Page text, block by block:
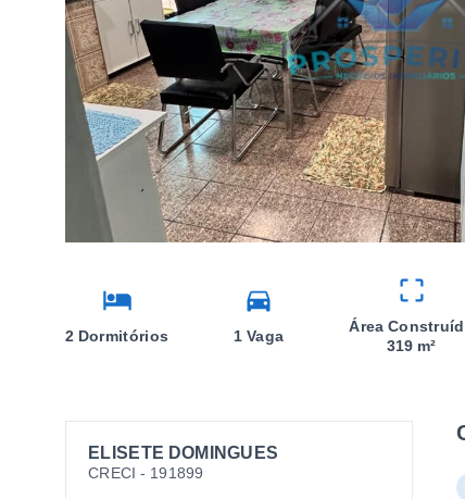
2 Dormitórios 1 Vaga
Área
319 m²
ELISETE DOMINGUES
CRECI - 191899